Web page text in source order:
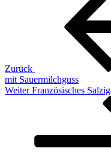
Zurück
mit Sauermilchguss
Nächster
Weiter Französisches